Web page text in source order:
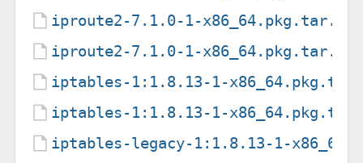
iproute2-7.1.0-1-x86_64.pkg.tar.zst
iproute2-7.1.0-1-
iptables-1:1.8.13-1-
iptables-1:1.8.13-1-
iptables-legacy-1:1.8.13-1-